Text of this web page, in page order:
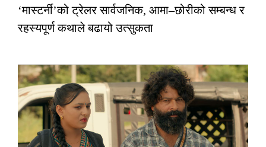
‘मास्टर्नी’को ट्रेलर सार्वजनिक, आमा–छोरीको सम्बन्ध र
रहस्यपूर्ण कथाले बढायो उत्सुकता